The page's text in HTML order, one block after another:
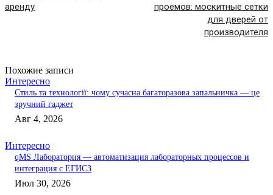
аренду
проемов: москитные сетки
для дверей от
производителя
Похожие записи
Интересно
Стиль та технології: чому сучасна багаторазова запальничка — це
зручний гаджет
Авг 4, 2026
Интересно
qMS Лаборатория — автоматизация лабораторных процессов и
интеграция с ЕГИСЗ
Июл 30, 2026